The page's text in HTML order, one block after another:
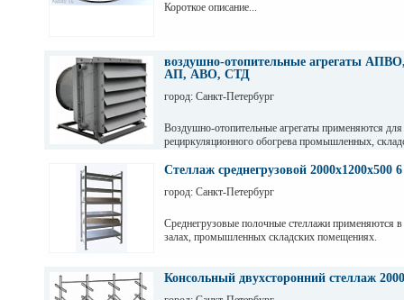
Короткое описание...
воздушно-отопительные агрегаты
АП, АВО, СТД
город: Санкт-Петербург
Воздушно-отопительные агрегаты применяются для
рециркуляционного обогрева промышленных,
Стеллаж среднегрузовой 2000х1200х500
город: Санкт-Петербург
Среднегрузовые полочные стеллажи применяются
залах, промышленных складских помещениях.
зависимости от длины. Полочные стеллажи состоят
Консольный двухсторонний стеллаж